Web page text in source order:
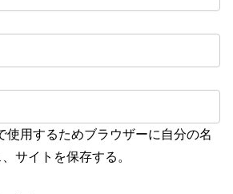
使用するためブラウザーに自分の名
サイトを保存する。